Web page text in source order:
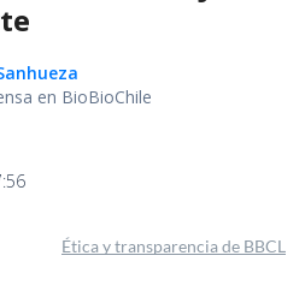
en BioBioChile
Ética y transparencia de BBCL